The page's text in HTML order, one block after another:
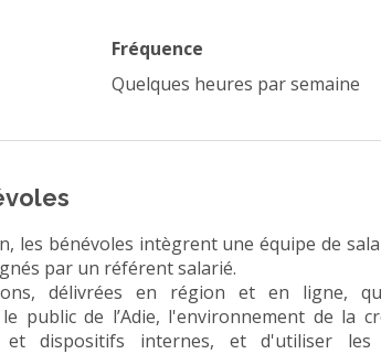
Fréquence
Quelques heures par semaine
les bénévoles intègrent une équipe de
par un référent salarié.
délivrées en région et en ligne,
public de l’Adie, l'environnement de la
et dispositifs internes, et d'utiliser les